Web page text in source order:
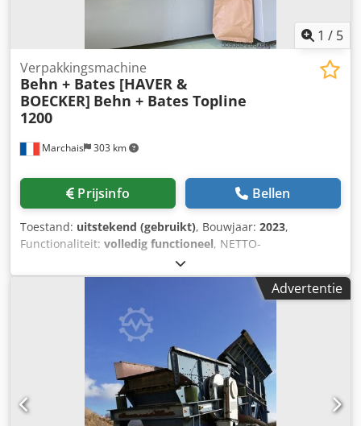
1 / 5
Marchais 303 km
Verpakkingsmachine
Behn + Bates [HAVER &
BOECKER] Behn + Bates Topline
1200
Prijsinfo Bellen
Toestand: uitstekend (gebruikt), Bouwjaar: 2023,
Functionaliteit: volledig functioneel, NETTO-
WEEGBEVULLINGSYSTEEM TYPE TOPLINE 1200 Met een
capaciteit tot 1.200 zakken per uur is de TOPLINE speciaal
ontworpen voor het snel vullen van open mondzakken. In
combinatie met onze hoogwaardige netto-weger is de
TOPLINE 1200 de ideale machine voor volautomatisch
afvullen van granulaatproducten. De zakken worden
gesinguleerd en geopend door een roterend raster-
singuleersysteem. Na het vullen via de klepafvulmond
worden de zakken middels bovenbandgeleiding naar het
sluitsysteem getransporteerd. Voor stofarm en schoon
Advertentie